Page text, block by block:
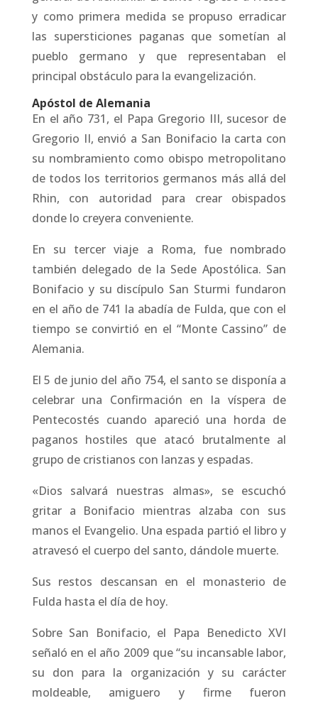
y como primera medida se propuso erradicar
las supersticiones paganas que sometían al
pueblo germano y que representaban el
principal obstáculo para la evangelización.
Apóstol de Alemania
En el año 731, el Papa Gregorio III, sucesor de
Gregorio II, envió a San Bonifacio la carta con
su nombramiento como obispo metropolitano
de todos los territorios germanos más allá del
Rhin, con autoridad para crear obispados
donde lo creyera conveniente.
En su tercer viaje a Roma, fue nombrado
también delegado de la Sede Apostólica. San
Bonifacio y su discípulo San Sturmi fundaron
en el año de 741 la abadía de Fulda, que con el
tiempo se convirtió en el “Monte Cassino” de
Alemania.
El 5 de junio del año 754, el santo se disponía a
celebrar una Confirmación en la víspera de
Pentecostés cuando apareció una horda de
paganos hostiles que atacó brutalmente al
grupo de cristianos con lanzas y espadas.
«Dios salvará nuestras almas», se escuchó
gritar a Bonifacio mientras alzaba con sus
manos el Evangelio. Una espada partió el libro y
atravesó el cuerpo del santo, dándole muerte.
Sus restos descansan en el monasterio de
Fulda hasta el día de hoy.
Sobre San Bonifacio, el Papa Benedicto XVI
señaló en el año 2009 que “su incansable labor,
su don para la organización y su carácter
moldeable, amiguero y firme fueron